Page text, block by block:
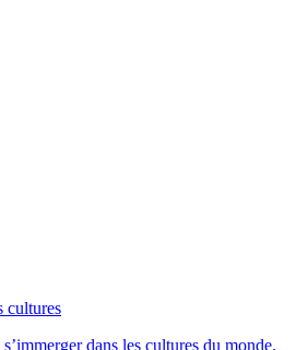
cultures
dans les cultures du monde.